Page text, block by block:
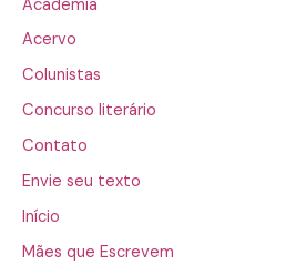
Academia
Acervo
Colunistas
Concurso literário
Contato
Envie seu texto
Início
Mães que Escrevem